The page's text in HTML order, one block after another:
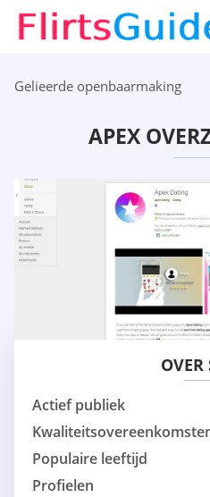
Gelieerde openbaarmaking
APEX
OVER
Actief publiek
Populaire leeftijd
Profielen